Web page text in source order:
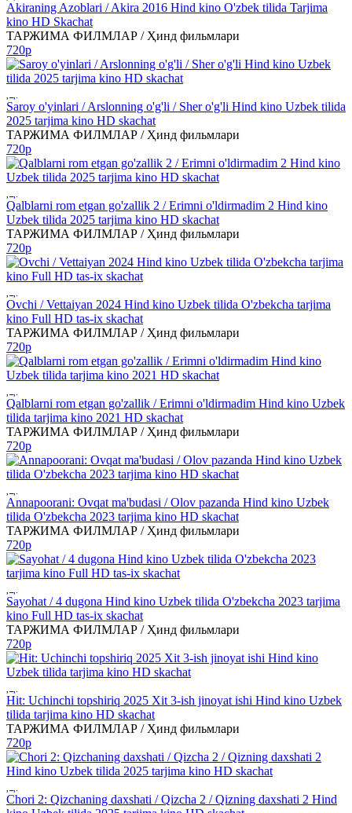
Akiraning Azoblari / Akira 2016 Hind kino O'zbek tilida Tarjima
kino HD Skachat
ТАРЖИМА ФИЛМЛАР / Ҳинд фильмлари
720p
Saroy o'yinlari / Arslonning o'g'li / Sher o'g'li Hind kino Uzbek tilida
2025 tarjima kino HD skachat
ТАРЖИМА ФИЛМЛАР / Ҳинд фильмлари
720p
Qalblarni rom etgan go'zallik 2 / Erimni o'ldirmadim 2 Hind kino
Uzbek tilida 2025 tarjima kino HD skachat
ТАРЖИМА ФИЛМЛАР / Ҳинд фильмлари
720p
Ovchi / Vettaiyan 2024 Hind kino Uzbek tilida O'zbekcha tarjima
kino Full HD tas-ix skachat
ТАРЖИМА ФИЛМЛАР / Ҳинд фильмлари
720p
Qalblarni rom etgan go'zallik / Erimni o'ldirmadim Hind kino Uzbek
tilida tarjima kino 2021 HD skachat
ТАРЖИМА ФИЛМЛАР / Ҳинд фильмлари
720p
Annapoorani: Ovqat ma'budasi / Olov pazanda Hind kino Uzbek
tilida O'zbekcha 2023 tarjima kino HD skachat
ТАРЖИМА ФИЛМЛАР / Ҳинд фильмлари
720p
Sayohat / 4 dugona Hind kino Uzbek tilida O'zbekcha 2023 tarjima
kino Full HD tas-ix skachat
ТАРЖИМА ФИЛМЛАР / Ҳинд фильмлари
720p
Hit: Uchinchi topshiriq 2025 Xit 3-ish jinoyat ishi Hind kino Uzbek
tilida tarjima kino HD skachat
ТАРЖИМА ФИЛМЛАР / Ҳинд фильмлари
720p
Chori 2: Qizchaning daxshati / Qizcha 2 / Qizning daxshati 2 Hind